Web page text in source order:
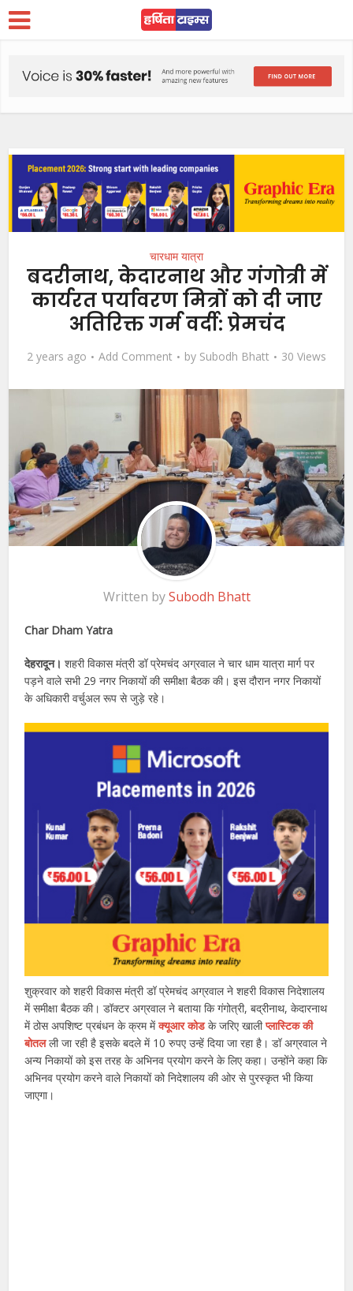
चारधाम यात्रा
बदरीनाथ, केदारनाथ और गंगोत्री में
कार्यरत पर्यावरण मित्रों को दी जाए
अतिरिक्त गर्म वर्दी: प्रेमचंद
2 years ago Add Comment by Subodh Bhatt 30 Views
Written bySubodh Bhatt
Char Dham Yatra
देहरादून। शहरी विकास मंत्री डॉ प्रेमचंद अग्रवाल ने चार धाम यात्रा मार्ग पर
पड़ने वाले सभी 29 नगर निकायों की समीक्षा बैठक की। इस दौरान नगर निकायों
के अधिकारी वर्चुअल रूप से जुड़े रहे।
शुक्रवार को शहरी विकास मंत्री डॉ प्रेमचंद अग्रवाल ने शहरी विकास निदेशालय
में समीक्षा बैठक की। डॉक्टर अग्रवाल ने बताया कि गंगोत्री, बद्रीनाथ, केदारनाथ
में ठोस अपशिष्ट प्रबंधन के क्रम मेंक्यूआर कोडके जरिए खालीप्लास्टिक की
बोतलली जा रही है इसके बदले में 10 रुपए उन्हें दिया जा रहा है। डॉ अग्रवाल ने
अन्य निकायों को इस तरह के अभिनव प्रयोग करने के लिए कहा। उन्होंने कहा कि
अभिनव प्रयोग करने वाले निकायों को निदेशालय की ओर से पुरस्कृत भी किया
जाएगा।